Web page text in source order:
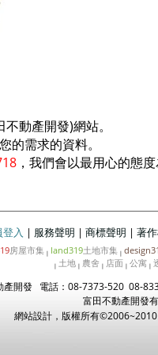
動產開發)網站。
的需求的資料。
，我們會以最用心的態
入 | 服務聲明 | 商標聲明 | 著
房屋市集 | land319土地市集 |
| 土地 | 農舍 | 店面 | 公寓 |
產開發 電話：08-7373-520 08-
富田不動產開發
網站設計，版權所有©2006~2010